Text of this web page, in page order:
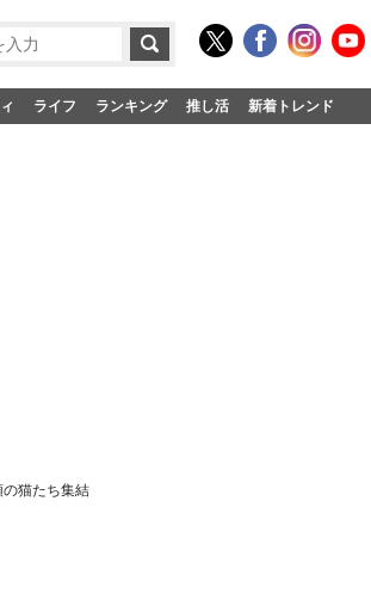
ライフ ランキング 推し活 新着トレンド
猫たち集結